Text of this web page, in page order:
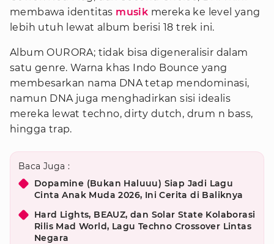
membawa identitas musik mereka ke level yang
lebih utuh lewat album berisi 18 trek ini.
Album OURORA; tidak bisa digeneralisir dalam
satu genre. Warna khas Indo Bounce yang
membesarkan nama DNA tetap mendominasi,
namun DNA juga menghadirkan sisi idealis
mereka lewat techno, dirty dutch, drum n bass,
hingga trap.
Baca Juga :
Dopamine (Bukan Haluuu) Siap Jadi Lagu
Cinta Anak Muda 2026, Ini Cerita di Baliknya
Hard Lights, BEAUZ, dan Solar State Kolaborasi
Rilis Mad World, Lagu Techno Crossover Lintas
Negara